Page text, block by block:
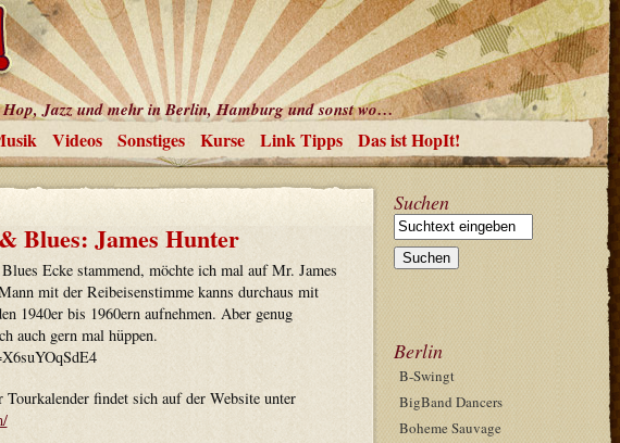
Jazz und mehr in Berlin, Hamburg und sonst wo…
Videos Sonstiges Kurse Link Tipps Das ist HopIt!
Blues: James Hunter
Ecke stammend, möchte ich mal auf Mr. James
mit der Reibeisenstimme kanns durchaus mit
1940er bis 1960ern aufnehmen. Aber genug
auch gern mal hüppen.
findet sich auf der Website unter
Suchen
Berlin
B-Swingt
BigBand Dancers
Boheme Sauvage